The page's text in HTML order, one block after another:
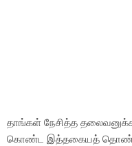
தாங்கள் நேசித்த
கொண்ட இத்தகையத்